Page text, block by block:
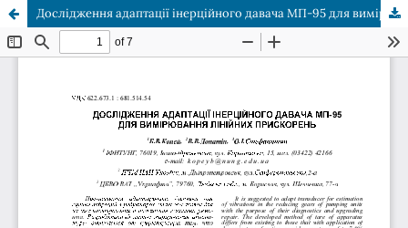
Дослідження адаптації інерційного давача МП-95 для вимірювання лінійних прискорень